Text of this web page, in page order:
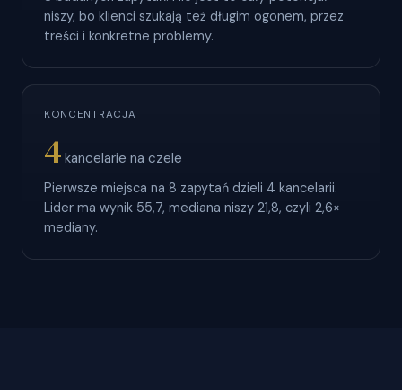
niszy, bo klienci szukają też długim ogonem, przez
treści i konkretne problemy.
KONCENTRACJA
4 kancelarie na czele
Pierwsze miejsca na 8 zapytań dzieli 4 kancelarii.
Lider ma wynik 55,7, mediana niszy 21,8, czyli 2,6×
mediany.